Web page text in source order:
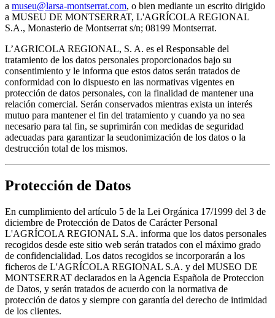
a museu@larsa-montserrat.com, o bien mediante un escrito dirigido
a MUSEU DE MONTSERRAT, L'AGRÍCOLA REGIONAL
S.A., Monasterio de Montserrat s/n; 08199 Montserrat.
L’AGRICOLA REGIONAL, S. A. es el Responsable del
tratamiento de los datos personales proporcionados bajo su
consentimiento y le informa que estos datos serán tratados de
conformidad con lo dispuesto en las normativas vigentes en
protección de datos personales, con la finalidad de mantener una
relación comercial. Serán conservados mientras exista un interés
mutuo para mantener el fin del tratamiento y cuando ya no sea
necesario para tal fin, se suprimirán con medidas de seguridad
adecuadas para garantizar la seudonimización de los datos o la
destrucción total de los mismos.
Protección de Datos
En cumplimiento del artículo 5 de la Lei Orgánica 17/1999 del 3 de
diciembre de Protección de Datos de Carácter Personal
L'AGRÍCOLA REGIONAL S.A. informa que los datos personales
recogidos desde este sitio web serán tratados con el máximo grado
de confidencialidad. Los datos recogidos se incorporarán a los
ficheros de L'AGRÍCOLA REGIONAL S.A. y del MUSEO DE
MONTSERRAT declarados en la Agencia Española de Proteccion
de Datos, y serán tratados de acuerdo con la normativa de
protección de datos y siempre con garantía del derecho de intimidad
de los clientes.